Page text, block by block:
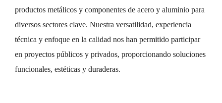
productos metálicos y componentes de acero y aluminio para
diversos sectores clave. Nuestra versatilidad, experiencia
técnica y enfoque en la calidad nos han permitido participar
en proyectos públicos y privados, proporcionando soluciones
funcionales, estéticas y duraderas.